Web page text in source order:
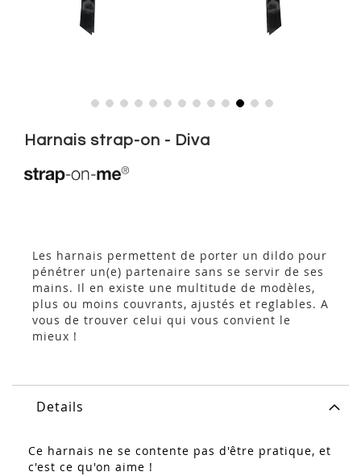
beginning
Harnais strap-on - Diva
Les harnais permettent de porter un dildo pour
pénétrer un(e) partenaire sans se servir de ses
mains. Il en existe une multitude de modèles,
plus ou moins couvrants, ajustés et reglables. A
vous de trouver celui qui vous convient le
mieux !
Details
Ce harnais ne se contente pas d'être pratique, et
c'est ce qu'on aime !